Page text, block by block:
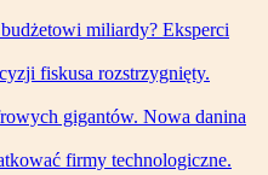
miliardy? Eksperci
fiskusa rozstrzygnięty.
gigantów. Nowa danina
firmy technologiczne.